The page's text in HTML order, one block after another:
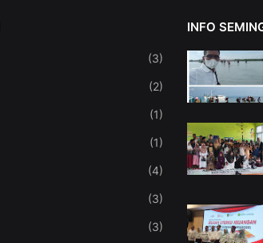
(3)
(2)
(1)
(1)
(4)
(3)
(3)
INFO